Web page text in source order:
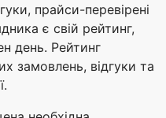
прайси-перевірені
є свій рейтинг,
день. Рейтинг
замовлень, відгуки та